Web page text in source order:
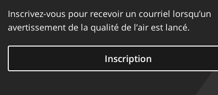
Inscrivez-vous pour recevoir un courriel lorsqu’un
avertissement de la qualité de l’air est lancé.
Inscription